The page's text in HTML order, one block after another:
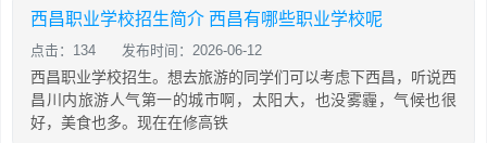
西昌职业学校招生简介 西昌有哪些职业学校呢
点击：134 发布时间：2026-06-12
西昌职业学校招生。想去旅游的同学们可以考虑下西昌，听说西
昌川内旅游人气第一的城市啊，太阳大，也没雾霾，气候也很
好，美食也多。现在在修高铁